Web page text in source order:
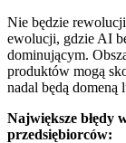
Nie będzie
ewolucji, gdzie AI
dominującym.
produktów mogą
nadal będą domeną
Największe błędy
przedsiębiorców: